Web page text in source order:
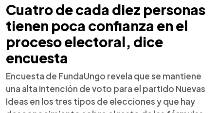
Cuatro de cada diez personas
tienen poca confianza en el
proceso electoral, dice
encuesta
Encuesta de FundaUngo revela que se mantiene
una alta intención de voto para el partido Nuevas
Ideas en los tres tipos de elecciones y que hay